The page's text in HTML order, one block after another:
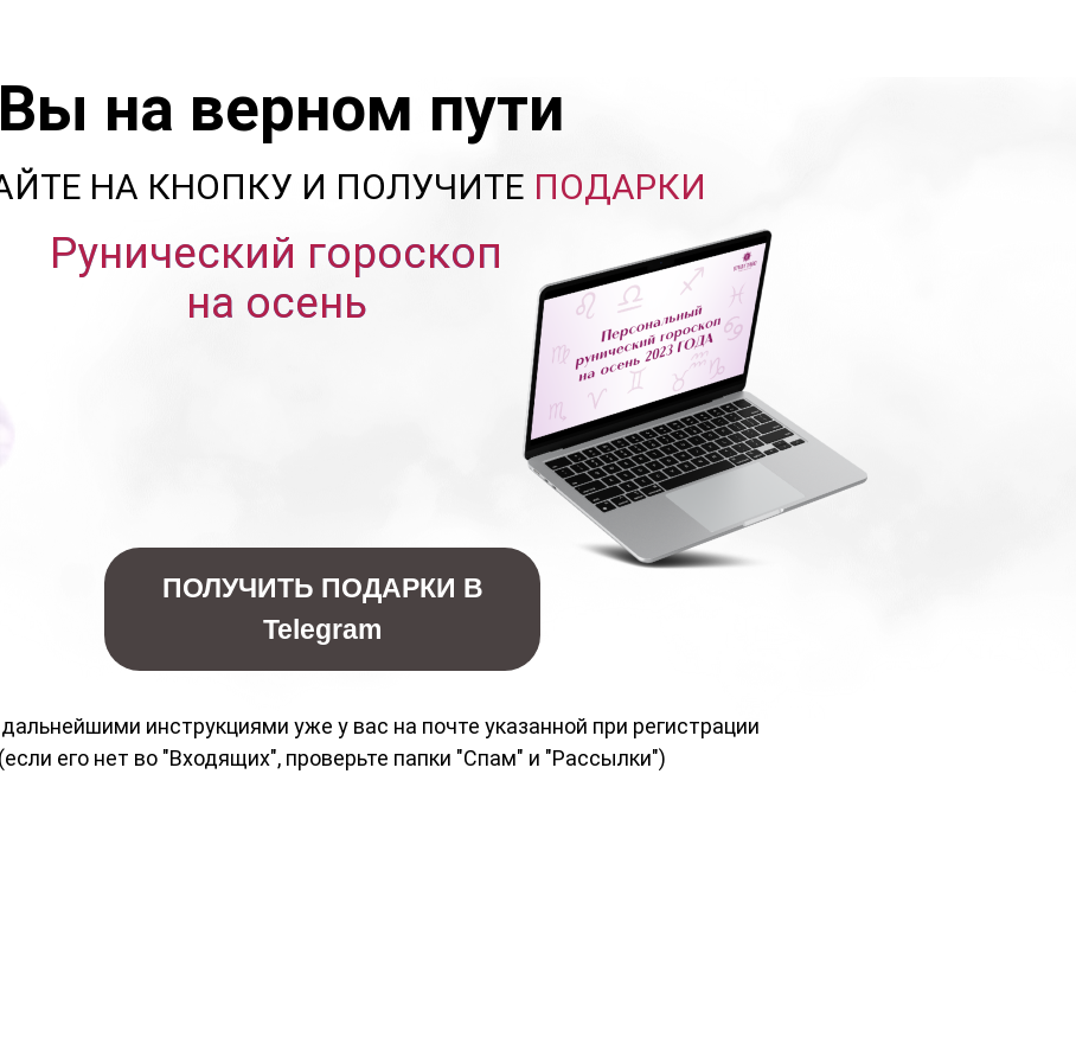
Вы на верном пути
Рунический гороскоп
на осень
НА КНОПКУ И ПОЛУЧИТЕ ПОДАРКИ
ПОЛУЧИТЬ ПОДАРКИ В
Telegram
инструкциями уже у вас на почте указанной при регистрации
(если его нет во "Входящих", проверьте папки "Спам" и "Рассылки")